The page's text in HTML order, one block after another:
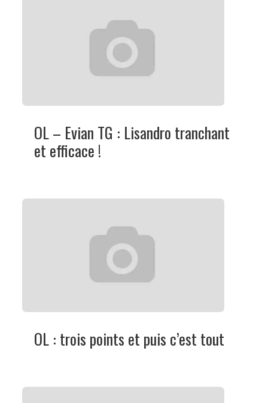
OL – Evian TG : Lisandro tranchant
et efficace !
OL : trois points et puis c’est tout